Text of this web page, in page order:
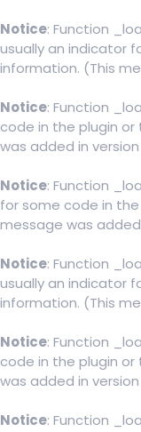
Notice: Function
usually an indicator
information. (This
Notice: Function
code in the plugin
was added in version
Notice: Function
for some code in
message was added
Notice: Function
usually an indicator
information. (This
Notice: Function
code in the plugin
was added in version
Notice: Function